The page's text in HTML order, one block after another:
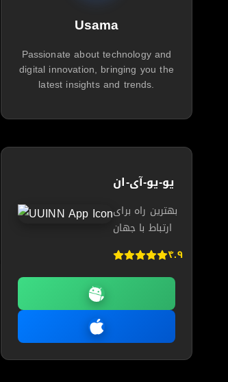
Usama
Passionate about technology and
digital innovation, bringing you the
latest insights and trends.
یو-یو-آی-ان
بهترین راه برای
ارتباط با جهان
۴.۹